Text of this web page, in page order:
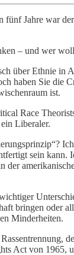
fünf Jahre war
– und wer
über Ethnie in
haben Sie die
ist.
Race
Liberaler.
sein
bringen oder
Minderheiten.
Act von 1965,